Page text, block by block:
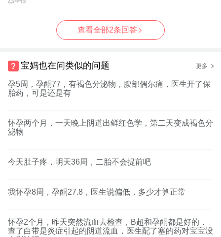
查看全部2条回答
宝妈也在问类似的问题 更多
孕5周，孕酮77，有褐色分泌物，腹部偶尔痛，医生开了保
胎药，可是还是有
怀孕两个月，一天晚上阴道出鲜红色学，第二天变成褐色分
泌物
今天肚子疼，明天36周，二胎不会提前吧
我怀孕8周，孕酮27.8，医生说偏低，多少才算正常
怀孕2个月，昨天突然流血去检查，B超和孕酮都是好的，
查了白带是炎症引起的阴道流血，医生配了塞的药对宝宝没